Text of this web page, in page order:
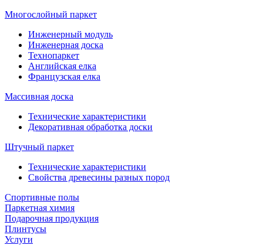
Многослойный паркет
Инженерный модуль
Инженерная доска
Технопаркет
Английская елка
Французская елка
Массивная доска
Технические характеристики
Декоративная обработка доски
Штучный паркет
Технические характеристики
Свойства древесины разных пород
Спортивные полы
Паркетная химия
Подарочная продукция
Плинтусы
Услуги